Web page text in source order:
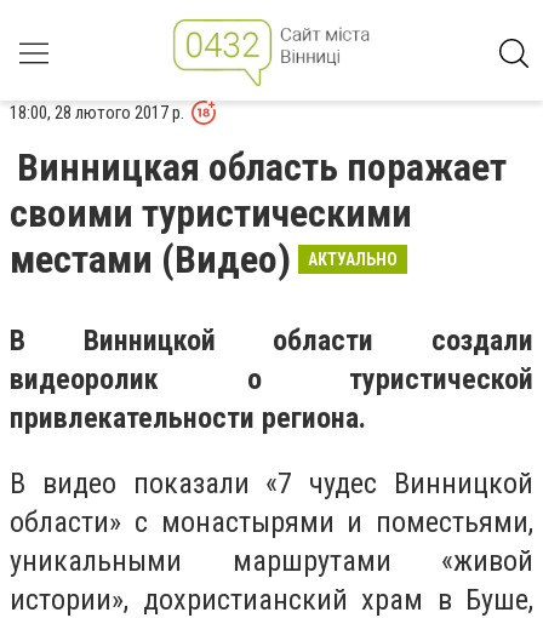
18:00, 28 лютого 2017 р.
Винницкая область поражает
своими туристическими
местами (Видео)
АКТУАЛЬНО
В Винницкой области создали
видеоролик о туристической
привлекательности региона.
В видео показали «7 чудес Винницкой
области» с монастырями и поместьями,
уникальными маршрутами «живой
истории», дохристианский храм в Буше,